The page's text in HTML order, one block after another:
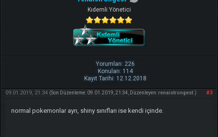
Kıdemli Yönetici
Yorumları: 226
Konuları: 114
Kayıt Tarihi: 12.12.2018
#3
09.01.2019, 21:34 (Son Düzenleme: 09.01.2019, 21:34, Düzenleyen:renaistrongest.)
normal pokemonlar ayrı, shiny sınıfları ise kendi içinde.